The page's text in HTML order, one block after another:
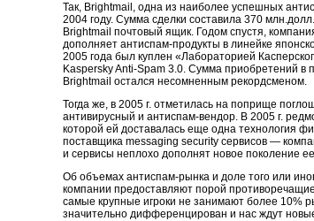
Так, Brightmail, одна из наиболее успешных
2004 году. Сумма сделки составила 370
Brightmail почтовый ящик. Годом спустя,
дополняет антиспам-продукты в линейке
2005 года был куплен «Лабораторией
Kaspersky Anti-Spam 3.0. Сумма приобретений в
Brightmail остался несомненным рекордсменом.
Тогда же, в 2005 г. отметилась на поприще
антивирусный и антиспам-вендор. В 2005 г.
которой ей доставалась еще одна технология
поставщика messaging security сервисов —
и сервисы неплохо дополнят новое поколение
Об объемах антиспам-рынка и доле того или
компании предоставляют порой
самые крупные игроки не занимают более 10%
значительно дифференцирован и нас ждут